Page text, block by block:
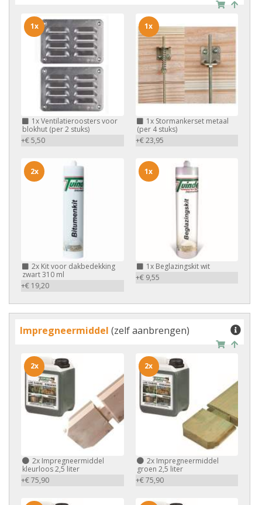
1xVentilatieroosters voor
blokhut (per 2 stuks)
+€ 5,50
1x
1xStormankerset metaal
(per 4 stuks)
+€ 23,95
1x
2x Kit voor dakbedekking
zwart 310 ml
+€ 19,20
2x
1xBeglazingskit wit
+€ 9,55
1x
Impregneermiddel (zelf aanbrengen)
2x Impregneermiddel
kleurloos 2,5 liter
+€ 75,90
2x
2xImpregneermiddel
groen 2,5 liter
+€ 75,90
2x